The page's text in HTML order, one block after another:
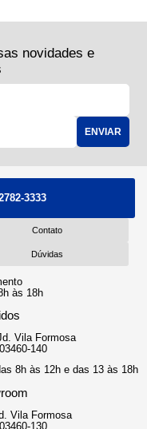
novidades e
ENVIAR
3333
Contato
Dúvidas
às 18h
Vila Formosa
140
8h às 12h e das 13 às 18h
Vila Formosa
130